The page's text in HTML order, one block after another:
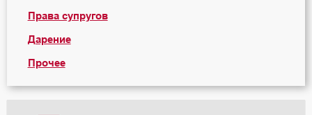
Права супругов
Дарение
Прочее